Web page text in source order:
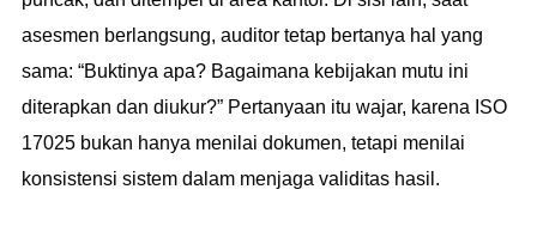
asesmen berlangsung, auditor tetap bertanya hal yang
sama: “Buktinya apa? Bagaimana kebijakan mutu ini
diterapkan dan diukur?” Pertanyaan itu wajar, karena ISO
17025 bukan hanya menilai dokumen, tetapi menilai
konsistensi sistem dalam menjaga validitas hasil.